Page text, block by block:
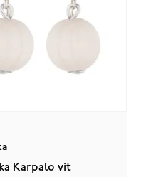
Karpalo vit